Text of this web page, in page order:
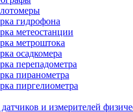
гидрофона
метеостанции
метроштока
осадкомера
перепадометра
пиранометра
пиргелиометра